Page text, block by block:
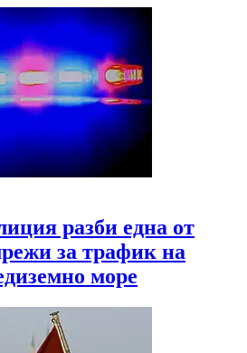
разби една от
за трафик на
море